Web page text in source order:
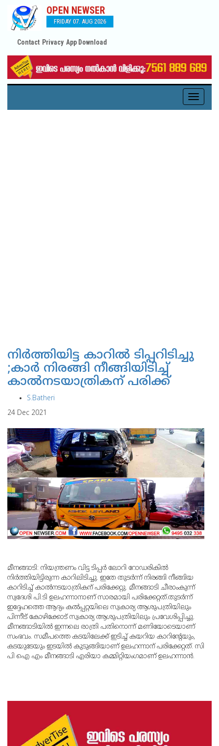
OPEN NEWSER
FRIDAY 07. AUG 2026
Contact Privacy App Download
Toggle
നിര്‍ത്തിയിട്ട കാറില്‍ ടിപ്പറിടിച്ചു
;കാര്‍ നിരങ്ങി നീങ്ങിയിടിച്ച്
കാല്‍നടയാത്രികന് പരിക്ക്
S.Batheri
24 Dec 2021
മീനങ്ങാടി: നിയന്ത്രണം വിട്ട ടിപ്പര്‍ ലോറി റോഡരികില്‍
നിര്‍ത്തിയിട്ടിരുന്ന കാറിലിടിച്ചു. ഇതേ തുടര്‍ന്ന് നിരങ്ങി നീങ്ങിയ
കാറിടിച്ച് കാല്‍നടയാത്രികന് പരിക്കേറ്റു. മീനങ്ങാടി ചീരാംകുന്ന്
സ്വദേശി പി.ടി ഉലഹന്നാനാണ് സാരമായി പരിക്കേറ്റത്.തുടര്‍ന്ന്
ഇദ്ദേഹത്തെ ആദ്യം കല്‍പ്പറ്റയിലെ സ്വകാര്യ ആശുപത്രിയിലും
പിന്നീട് കോഴിക്കോട് സ്വകാര്യ ആശുപത്രിയിലും പ്രവേശിപ്പിച്ചു.
മീനങ്ങാടിയില്‍ ഇന്നലെ രാത്രി പതിനൊന്ന് മണിയോടെയാണ്
സംഭവം. സമീപത്തെ കടയിലേക്ക് ഇടിച്ച് കയറിയ കാറിന്റേയും,
കടയുടേയും ഇടയില്‍ കുടുങ്ങിയാണ് ഉലഹന്നാന് പരിക്കേറ്റത്. സി
പി ഐ എം മീനങ്ങാടി എരിയാ കമ്മിറ്റിയംഗമാണ് ഉലഹന്നാന്‍.